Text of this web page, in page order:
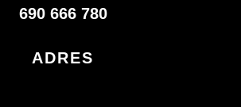
690 666 780
ADRES